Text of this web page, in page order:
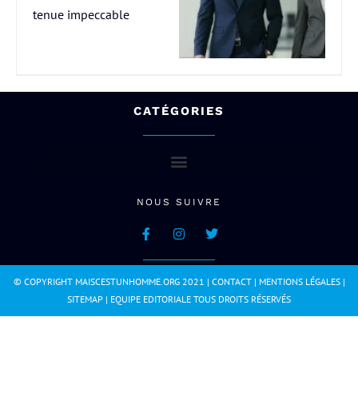
tenue impeccable
CATÉGORIES
NOUS SUIVRE
© COPYRIGHT MAISCESTUNHOMME.ORG 2021 | CONTACT| MENTIONS LÉGALES|
SITEMAP | EQUIPE EDITORIALE TOUS DROITS RÉSERVÉS